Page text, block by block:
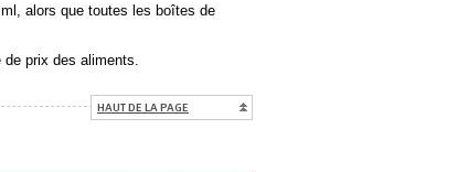
alors que toutes les boîtes de
prix des aliments.
HAUT DE LA PAGE